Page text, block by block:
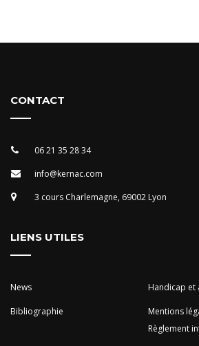
CONTACT
06 21 35 28 34
info@kernac.com
3 cours Charlemagne, 69002 Lyon
LIENS UTILES
News Handicap et
Bibliographie
Mentions
Règlement